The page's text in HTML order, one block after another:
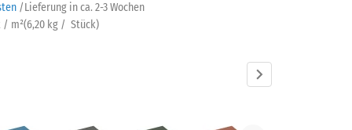
/Lieferung in ca. 2-3 Wochen
/ m²(6,20 kg / Stück)
Dunkelgrauer
Englischer